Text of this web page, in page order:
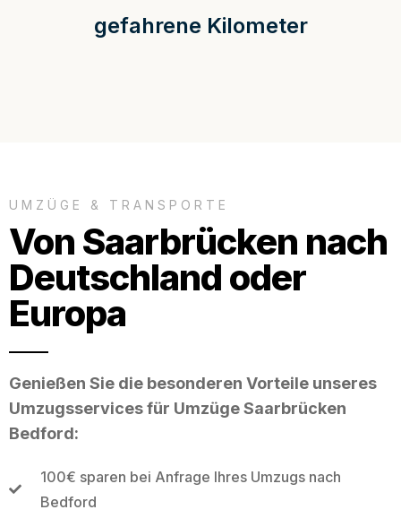
gefahrene Kilometer
UMZÜGE & TRANSPORTE
Von Saarbrücken nach
Deutschland oder
Europa
Genießen Sie die besonderen Vorteile unseres
Umzugsservices für Umzüge Saarbrücken
Bedford:
100€ sparen bei Anfrage Ihres Umzugs nach
Bedford